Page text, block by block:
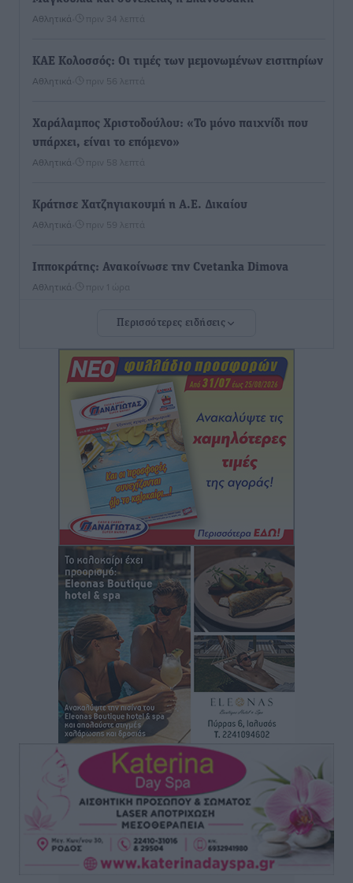
Αθλητικά πριν 34 λεπτά
ΚΑΕ Κολοσσός: Οι τιμές των μεμονωμένων εισιτηρίων
Αθλητικά πριν 56 λεπτά
Χαράλαμπος Χριστοδούλου: «Το μόνο παιχνίδι που
υπάρχει, είναι το επόμενο»
Αθλητικά πριν 58 λεπτά
Κράτησε Χατζηγιακουμή η Α.Ε. Δικαίου
Αθλητικά πριν 59 λεπτά
Ιπποκράτης: Ανακοίνωσε την Cvetanka Dimova
Αθλητικά πριν 1 ώρα
Διαγόρας: Ανανέωσαν Φράγκος και Ζάρας, τέλος ο
Μιχαλάκης
Αθλητικά• πριν 1 ώρα
Α.Σ. Ρόδος: «Ελάφι» ο Γιώργος Καμπούρης
πριν 1 ώρα
Αθλητική Ακαδημία: Η πρώτη συνάντηση και ο
σχεδιασμός της νέας χρονιά
πριν 1 ώρα
Loutraki K19 Finals: Στην 3η θέση οι Νίκος
Κατσογριδάκης και Ντάνιελ Πιέτρι
Αθλητικά• πριν 1 ώρα
LFC ΑΣΤΙΡ Ιαλυσού: Μετεγγραφική «βόμβα» με την
Anelise Karakostas
Αθλητικά πριν 1 ώρα
Συνελήφθη 73χρονος για διάθεση αλκοόλ σε
ανηλίκους στη Ρόδο
Τοπικές Ειδήσεις• πριν 1 ώρα
Πραγματοποιήθηκαν 43.881 έλεγχοι και βεβαιώθηκαν
12.272 παραβάσεις από την αστυνομία τον Ιούλιο
Τοπικές Ειδήσεις πριν 2 ώρες
Περισσότερες ειδήσεις